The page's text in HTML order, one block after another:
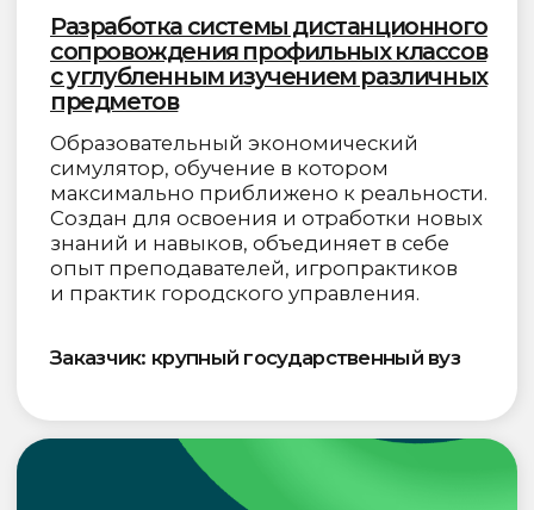
МИНИСТЕРСТВО НАУКИ
И ВЫСШЕГО ОБРАЗОВАНИЯ РФ
МИНИСТЕРСТВО
ПРОСВЕЩЕНИЯ РФ
© ООО «Знай Тех»